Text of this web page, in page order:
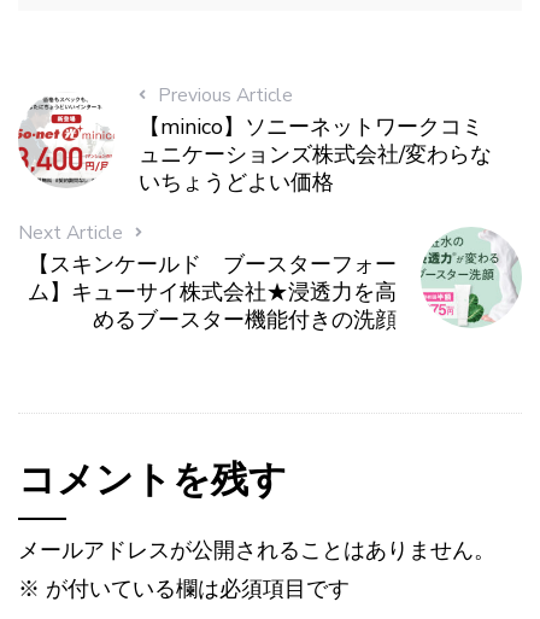
Previous Article
【minico】ソニーネットワークコミ
ュニケーションズ株式会社/変わらな
いちょうどよい価格
Next Article
【スキンケールド ブースターフォー
ム】キューサイ株式会社★浸透力を高
めるブースター機能付きの洗顔
コメントを残す
メールアドレスが公開されることはありません。
※ が付いている欄は必須項目です